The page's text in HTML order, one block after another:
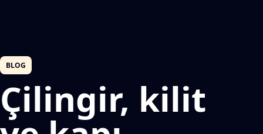
BLOG
Çilingir, kilit